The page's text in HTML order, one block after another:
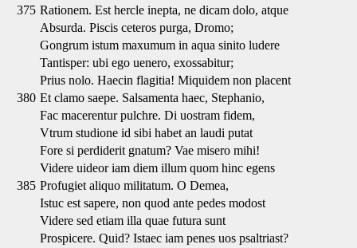
375 Rationem. Est hercle inepta, ne dicam dolo, atque
Absurda. Piscis ceteros purga, Dromo;
Gongrum istum maxumum in aqua sinito ludere
Tantisper: ubi ego uenero, exossabitur;
Prius nolo. Haecin flagitia! Miquidem non placent
380 Et clamo saepe. Salsamenta haec, Stephanio,
Fac macerentur pulchre. Di uostram fidem,
Vtrum studione id sibi habet an laudi putat
Fore si perdiderit gnatum? Vae misero mihi!
Videre uideor iam diem illum quom hinc egens
385 Profugiet aliquo militatum. O Demea,
Istuc est sapere, non quod ante pedes modost
Videre sed etiam illa quae futura sunt
Prospicere. Quid? Istaec iam penes uos psaltriast?